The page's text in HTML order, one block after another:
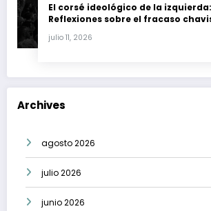
El corsé ideológico de la izquierda:
Reflexiones sobre el fracaso
julio 11, 2026
Archives
agosto 2026
julio 2026
junio 2026